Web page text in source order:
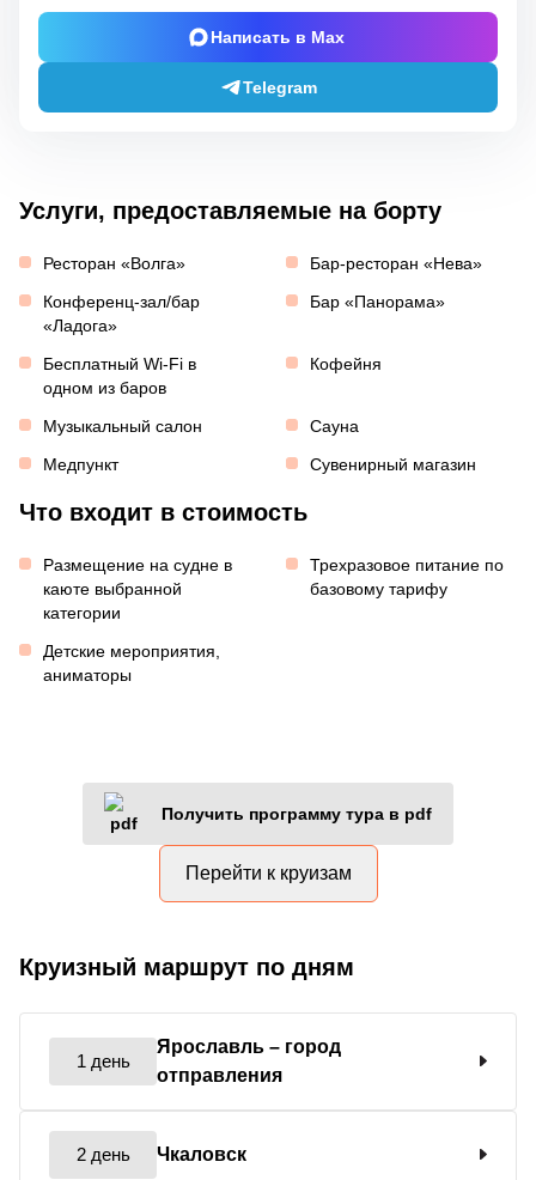
Написать в Max
Telegram
Услуги, предоставляемые на борту
Ресторан «Волга»
Бар-ресторан «Нева»
Конференц-зал/бар
«Ладога»
Бар «Панорама»
Бесплатный Wi-Fi в
одном из баров
Кофейня
Музыкальный салон
Сауна
Медпункт
Сувенирный магазин
Что входит в стоимость
Размещение на судне в
каюте выбранной
категории
Трехразовое питание по
базовому тарифу
Детские мероприятия,
аниматоры
Получить программу тура в pdf
Перейти к круизам
Круизный маршрут по дням
1 день
Ярославль – город
отправления
2 день Чкаловск